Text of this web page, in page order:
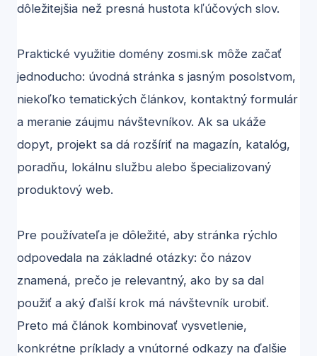
dôležitejšia než presná hustota kľúčových slov.
Praktické využitie domény zosmi.sk môže začať
jednoducho: úvodná stránka s jasným posolstvom,
niekoľko tematických článkov, kontaktný formulár
a meranie záujmu návštevníkov. Ak sa ukáže
dopyt, projekt sa dá rozšíriť na magazín, katalóg,
poradňu, lokálnu službu alebo špecializovaný
produktový web.
Pre používateľa je dôležité, aby stránka rýchlo
odpovedala na základné otázky: čo názov
znamená, prečo je relevantný, ako by sa dal
použiť a aký ďalší krok má návštevník urobiť.
Preto má článok kombinovať vysvetlenie,
konkrétne príklady a vnútorné odkazy na ďalšie